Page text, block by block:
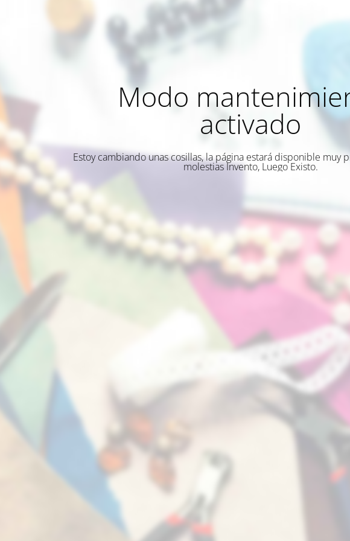
Modo
activado
Estoy cambiando unas cosillas, la página estará disponible muy
molestias Invento, Luego Existo.